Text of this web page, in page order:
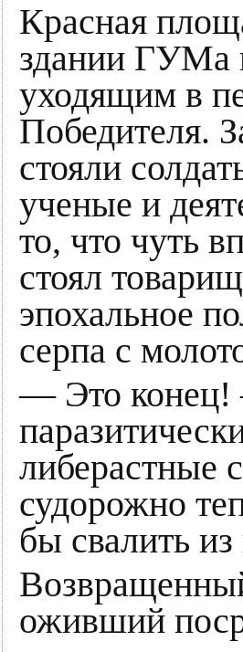
Красная
здании ГУМа
уходящим в
Победителя.
стояли
ученые и
то, что чуть
стоял
эпохальное
серпа с
— Это конец!
либерастные
судорожно
бы свалить
оживший